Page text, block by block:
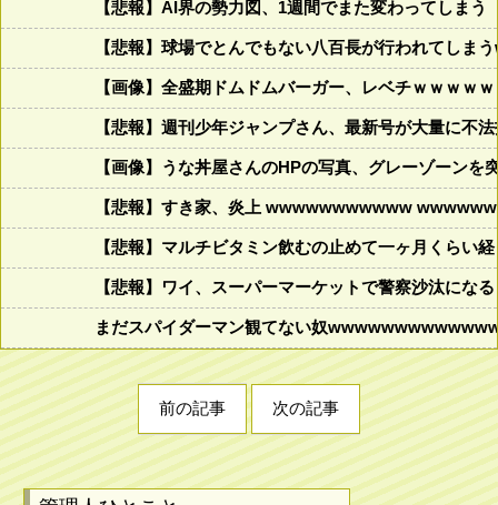
【悲報】AI界の勢力図、1週間でまた変わってしまう
【悲報】球場でとんでもない八百長が行われてし
【画像】全盛期ドムドムバーガー、レベチｗｗｗｗ
【悲報】週刊少年ジャンプさん、最新号が大量に不
【画像】うな丼屋さんのHPの写真、グレーゾーンを
【悲報】すき家、炎上 wwwwwwwwwww
【悲報】マルチビタミン飲むの止めて一ヶ月くらい
【悲報】ワイ、スーパーマーケットで警察沙汰にな
まだスパイダーマン観てない奴
前の記事 次の記事